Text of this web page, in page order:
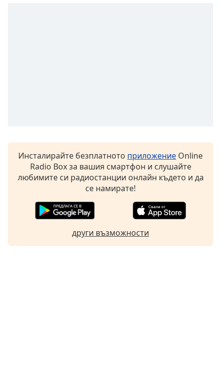
Инсталирайте безплатното приложение Online
Radio Box за вашия смартфон и слушайте
любимите си радиостанции онлайн където и да
се намирате!
други възможности